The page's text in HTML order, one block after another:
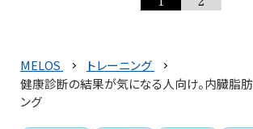
MELOS
トレーニング
健康診断の結果が気になる人向け。内臓脂
ング